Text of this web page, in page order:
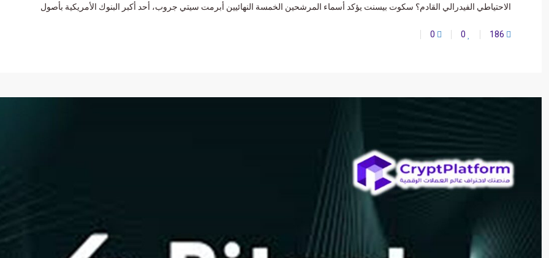
الاحتياطي الفيدرالي القادم؟ سكوت بيسنت يؤكد أسماء المرشحين الخمسة النهائيين أبرمت سيتي جروب، أحد أكبر البنوك الأمريكية بأصول